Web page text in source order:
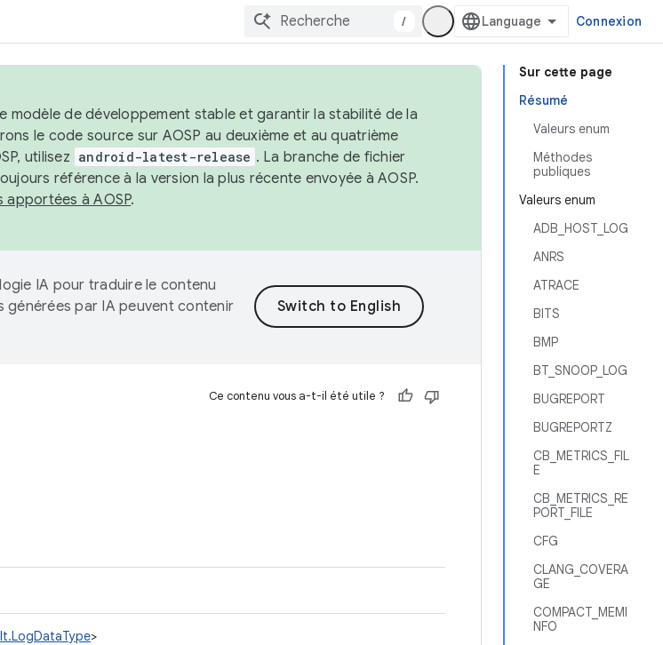
/ Connexion
Sur cette page
Résumé
Valeurs enum
Méthodes
publiques
Valeurs enum
ADB_HOST_LOG
ANRS
ATRACE
BITS
BMP
BT_SNOOP_LOG
BUGREPORT
BUGREPORTZ
CB_METRICS_FIL
E
CB_METRICS_RE
PORT_FILE
CFG
CLANG_COVERA
GE
COMPACT_MEMI
NFO
modèle de développement stable et garantir la stabilité de la
le code source sur AOSP au deuxième et au quatrième
utilisez android-latest-release . La branche de fichier
référence à la version la plus récente envoyée à AOSP.
apportées à AOSP.
IA pour traduire le contenu
par IA peuvent contenir
Ce contenu vous a-t-il été utile ?
>